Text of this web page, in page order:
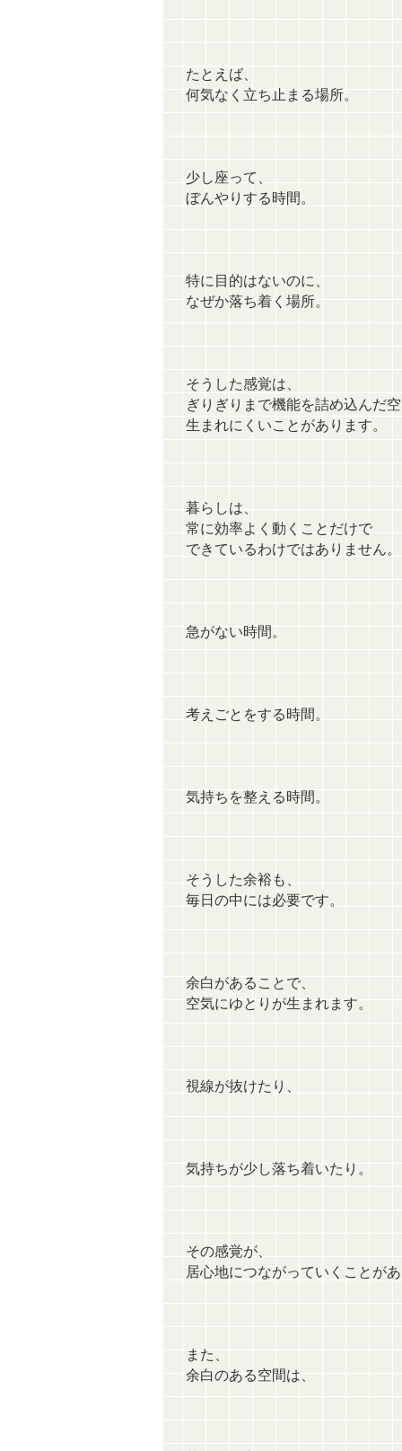
たとえば、
何気なく立ち止まる場所。
少し座って、
ぼんやりする時間。
特に目的はないのに、
なぜか落ち着く場所。
そうした感覚は、
ぎりぎりまで機能を詰め込んだ
生まれにくいことがあります。
暮らしは、
常に効率よく動くことだけで
できているわけではありません。
急がない時間。
考えごとをする時間。
気持ちを整える時間。
そうした余裕も、
毎日の中には必要です。
余白があることで、
空気にゆとりが生まれます。
視線が抜けたり、
気持ちが少し落ち着いたり。
その感覚が、
居心地につながっていくことが
また、
余白のある空間は、